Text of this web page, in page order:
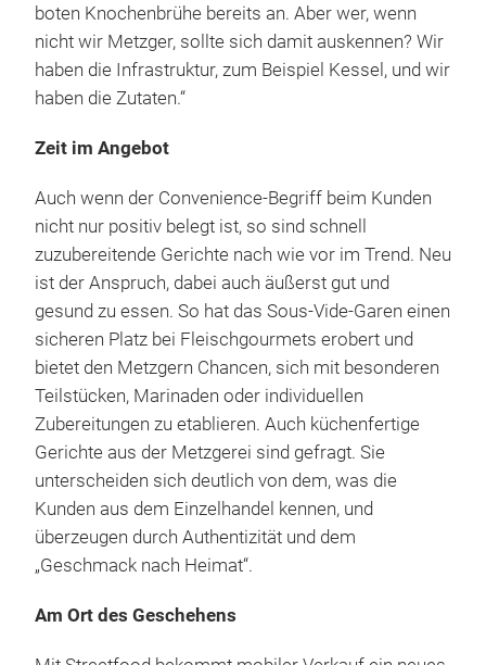
boten Knochenbrühe bereits an. Aber wer, wenn
nicht wir Metzger, sollte sich damit auskennen? Wir
haben die Infrastruktur, zum Beispiel Kessel, und wir
haben die Zutaten.“
Zeit im Angebot
Auch wenn der Convenience-Begriff beim Kunden
nicht nur positiv belegt ist, so sind schnell
zuzubereitende Gerichte nach wie vor im Trend. Neu
ist der Anspruch, dabei auch äußerst gut und
gesund zu essen. So hat das Sous-Vide-Garen einen
sicheren Platz bei Fleischgourmets erobert und
bietet den Metzgern Chancen, sich mit besonderen
Teilstücken, Marinaden oder individuellen
Zubereitungen zu etablieren. Auch küchenfertige
Gerichte aus der Metzgerei sind gefragt. Sie
unterscheiden sich deutlich von dem, was die
Kunden aus dem Einzelhandel kennen, und
überzeugen durch Authentizität und dem
„Geschmack nach Heimat“.
Am Ort des Geschehens